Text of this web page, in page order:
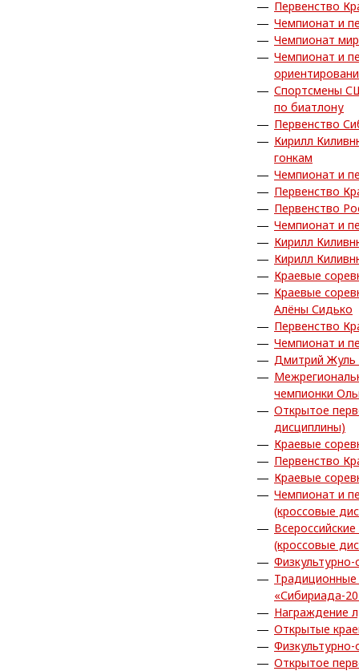
Первенство
Чемпионат и
Чемпионат
Чемпионат и
Спортсмены
по биатлону
Первенство
Кирилл
гонкам
Чемпионат и
Первенство
Первенство
Чемпионат и
Кирилл
Кирилл
Краевые
Краевые
Алёны Сидько
Первенство
Чемпионат и
Дмитрий Жуль
чемпионки
Открытое
дисциплины)
Краевые
Первенство
Краевые
Чемпионат и
(кроссовые
(кроссовые
«Сибириада-
Награждение
Открытые
Открытое